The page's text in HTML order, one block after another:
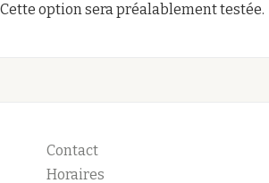
Cette option sera préalablement testée.
Contact
Horaires